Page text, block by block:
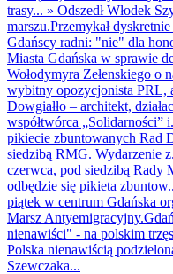
trasy... » Odszedł Włodek
marszu.Przemykał
Gdańscy radni: "nie" dla
Miasta Gdańska w sprawie
Wołodymyra Zełenskiego o
wybitny opozycjonista PRL,
Dowgiałło – architekt,
współtwórca „Solidarności”
pikiecie zbuntowanych Rad
siedzibą RMG. Wydarzenie
czerwca, pod siedzibą Rady
odbędzie się pikieta
piątek w centrum Gdańska
Marsz
nienawiści" - na polskim
Polska nienawiścią
Szewczaka...